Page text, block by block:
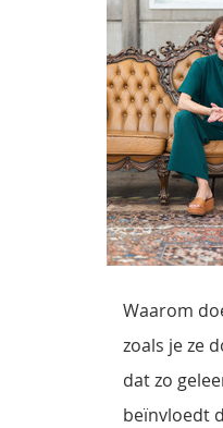
Waarom
zoals je ze
dat zo
beïnvloedt